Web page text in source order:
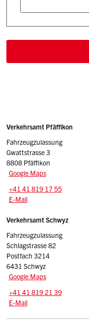
Sidebar
Adressen
Verkehrsamt Pfäffikon
Fahrzeugzulassung
Gwattstrasse 3
8808 Pfäffikon
Google Maps
Tel.:
+41 41 819 17 55
E-Mail: adminpf.vasz
E-Mail
Verkehrsamt Schwyz
Fahrzeugzulassung
Schlagstrasse 82
Postfach 3214
6431 Schwyz
Google Maps
Tel.:
+41 41 819 21 39
E-Mail: adminfz.vasz
E-Mail